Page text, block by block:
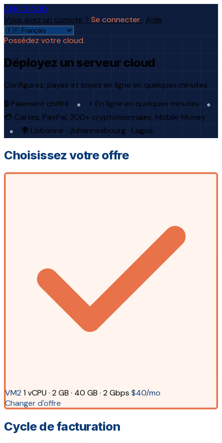
AFRICLOUD
Vous avez un compte ? Se connecter · Aide
Possédez votre cloud.
Déployez un serveur cloud
Configurez, payez et soyez en ligne en quelques minutes.
🔒 Paiement chiffré
⚡ En ligne en quelques minutes
💳 Cartes, PayPal, 300+ cryptomonnaies, Mobile Money
🌍 Lisbonne · Johannesbourg · Lagos
Choisissez votre offre
VM2 1 vCPU · 2 GB · 40 GB · 2 Gbps $40/mo
Changer d'offre
Cycle de facturation